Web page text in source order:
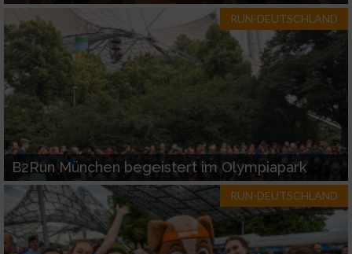
RUN-DEUTSCHLAND
B2Run München begeistert im Olympiapark
RUN-DEUTSCHLAND